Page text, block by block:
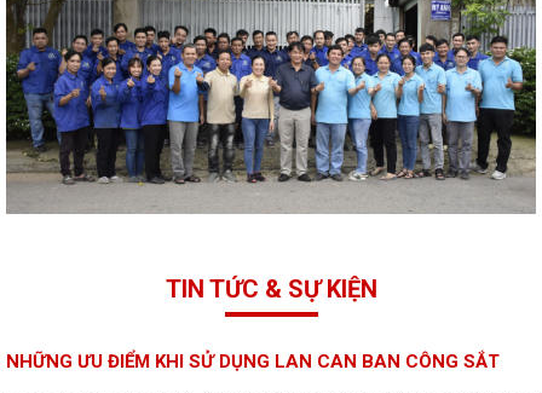
TIN TỨC & SỰ KIỆN
NHỮNG ƯU ĐIỂM KHI SỬ DỤNG LAN CAN BAN CÔNG SẮT